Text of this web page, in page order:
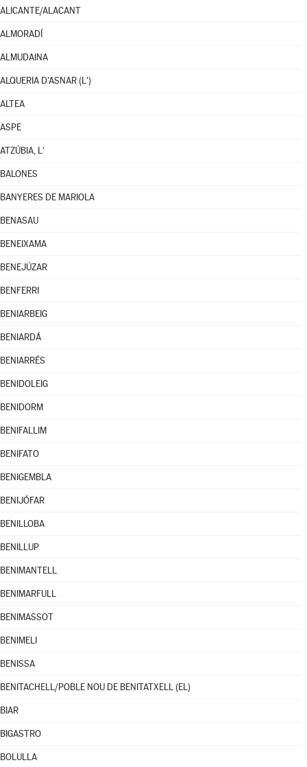
ALICANTE/ALACANT
ALMORADÍ
ALMUDAINA
ALQUERIA D'ASNAR (L')
ALTEA
ASPE
ATZÚBIA, L'
BALONES
BANYERES DE MARIOLA
BENASAU
BENEIXAMA
BENEJÚZAR
BENFERRI
BENIARBEIG
BENIARDÁ
BENIARRÉS
BENIDOLEIG
BENIDORM
BENIFALLIM
BENIFATO
BENIGEMBLA
BENIJÓFAR
BENILLOBA
BENILLUP
BENIMANTELL
BENIMARFULL
BENIMASSOT
BENIMELI
BENISSA
BENITACHELL/POBLE NOU DE BENITATXELL (EL)
BIAR
BIGASTRO
BOLULLA